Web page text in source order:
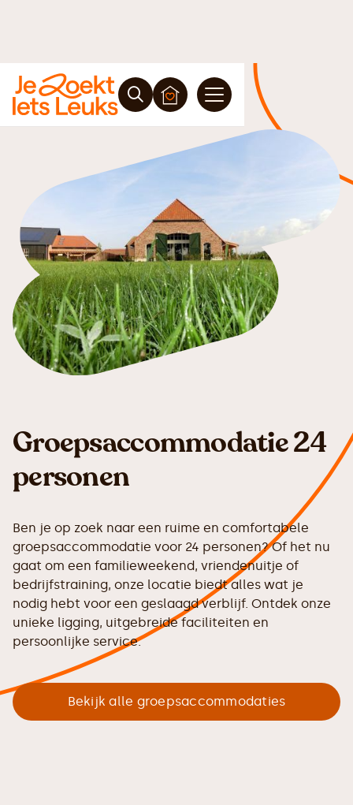
Groepsaccommodatie 24
personen
Ben je op zoek naar een ruime en comfortabele
groepsaccommodatie voor 24 personen? Of het nu
gaat om een familieweekend, vriendenuitje of
bedrijfstraining, onze locatie biedt alles wat je
nodig hebt voor een geslaagd verblijf. Ontdek onze
unieke ligging, uitgebreide faciliteiten en
persoonlijke service.
Bekijk alle groepsaccommodaties